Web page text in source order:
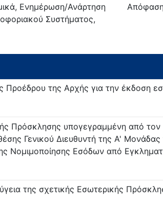
Ενημέρωση/Ανάρτηση
Συστήματος,
της Αρχής για την έκδοση
Πρόσκλησης υπογεγραμμένη από
Γενικού Διευθυντή της Α'
Νομιμοποίησης Εσόδων από
της σχετικής Εσωτερικής